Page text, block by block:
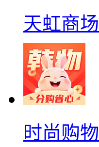
天虹商场
时尚购物